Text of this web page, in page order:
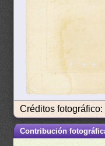
Créditos fotográfico:
Contribución